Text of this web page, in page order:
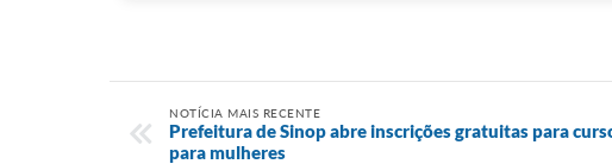
NOTÍCIA MAIS RECENTE
Prefeitura de Sinop abre inscrições gratuitas para
para mulheres